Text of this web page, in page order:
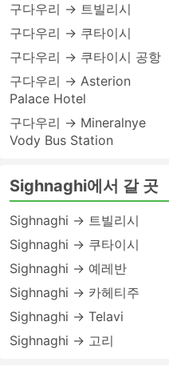
구다우리 → 트빌리시
구다우리 → 쿠타이시
구다우리 → 쿠타이시 공항
구다우리 → Asterion
Palace Hotel
구다우리 → Mineralnye
Vody Bus Station
Sighnaghi에서 갈 곳
Sighnaghi → 트빌리시
Sighnaghi → 쿠타이시
Sighnaghi → 예레반
Sighnaghi → 카헤티주
Sighnaghi → Telavi
Sighnaghi → 고리